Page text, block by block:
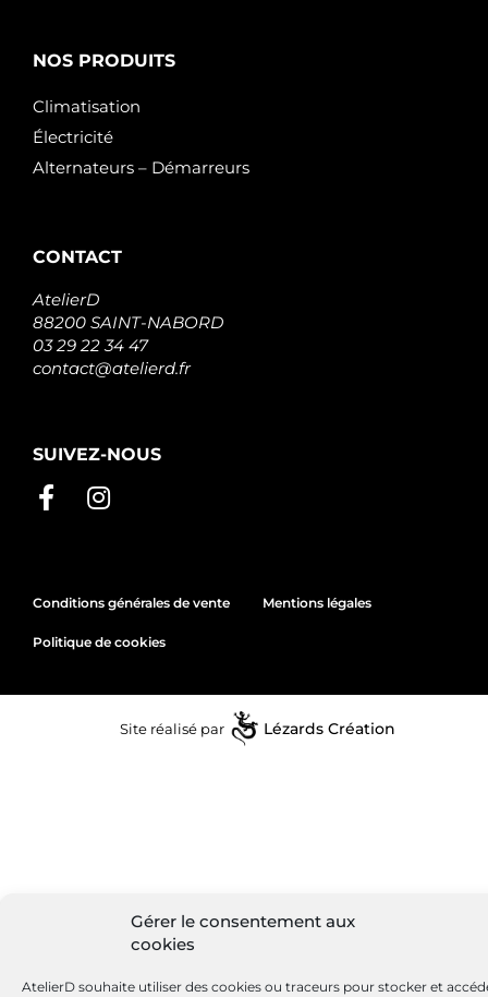
Gérer le consentement aux
cookies
AtelierD souhaite utiliser des cookies ou traceurs pour stocker et
NOS PRODUITS
Climatisation
Électricité
Alternateurs – Démarreurs
CONTACT
AtelierD
88200 SAINT-NABORD
03 29 22 34 47
contact@atelierd.fr
SUIVEZ-NOUS
Conditions générales de vente Mentions légales
Politique de cookies
Site réalisé par Lézards Création